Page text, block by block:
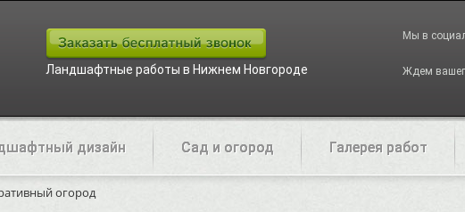
Ландшафтные работы в Нижнем Новгороде
Мы в
Ждем
дизайн Сад и огород Галерея работ
огород